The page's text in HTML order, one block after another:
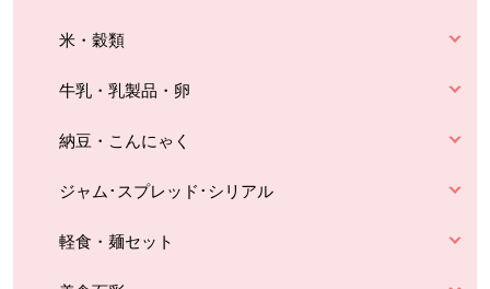
米・穀類
牛乳・乳製品・卵
納豆・こんにゃく
ジャム･スプレッド･シリアル
軽食・麺セット